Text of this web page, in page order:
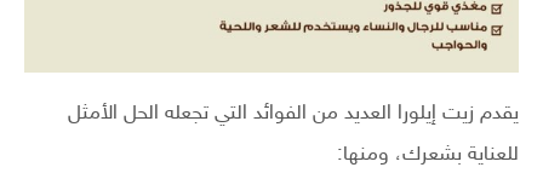
يقدم زيت إيلورا العديد من الفوائد التي تجعله الحل الأمثل
للعناية بشعرك، ومنها: